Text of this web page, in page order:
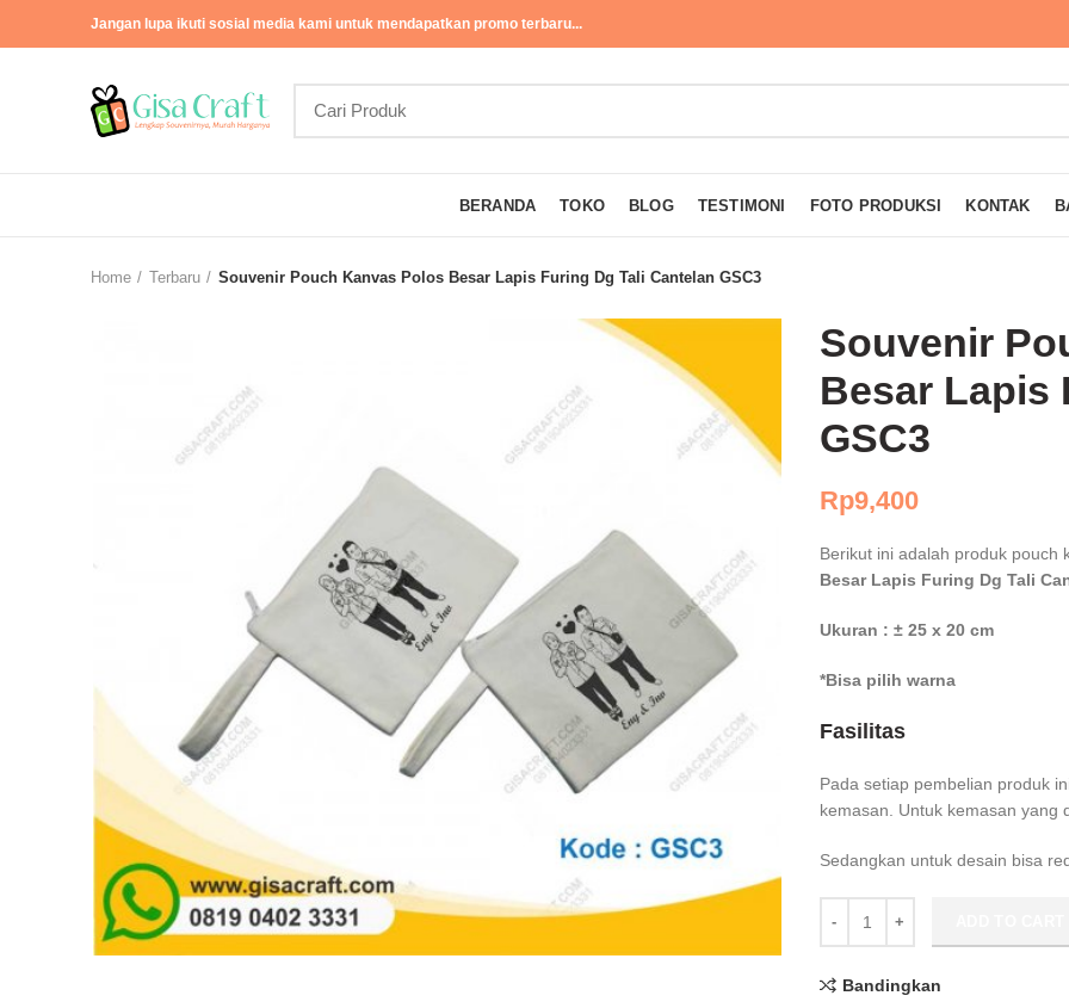
Jangan lupa ikuti sosial media kami untuk mendapatkan promo terbaru...
BERANDA TOKO BLOG TESTIMONI FOTO PRODUKSI KONTAK
Home Terbaru Souvenir Pouch Kanvas Polos Besar Lapis Furing Dg Tali Cantelan GSC3
Souvenir
Besar Lapis
GSC3
Rp9,400
Berikut ini adalah produk pouch
Besar Lapis Furing Dg Tali
Ukuran : ± 25 x 20 cm
*Bisa pilih warna
Fasilitas
Pada setiap pembelian produk
kemasan. Untuk kemasan yang
Sedangkan untuk desain bisa
Bandingkan